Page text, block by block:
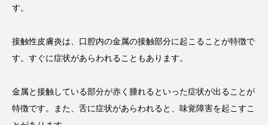
す。
接触性皮膚炎は、口腔内の金属の接触部分に起こることが特徴で
す。すぐに症状があらわれることもあります。
金属と接触している部分が赤く腫れるといった症状が出ることが
特徴です。また、舌に症状があらわれると、味覚障害を起こすこ